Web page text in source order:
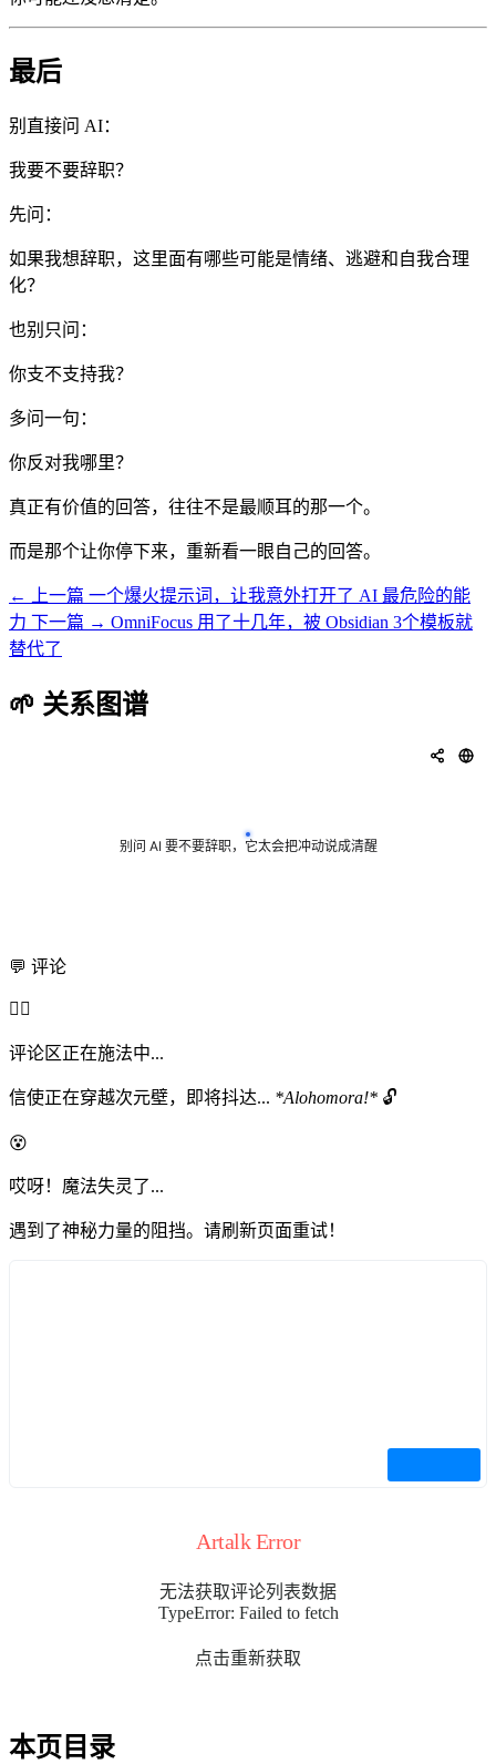
最后
别直接问 AI：
我要不要辞职？
先问：
如果我想辞职，这里面有哪些可能是情绪、逃避和自我合理
化？
也别只问：
你支不支持我？
多问一句：
你反对我哪里？
真正有价值的回答，往往不是最顺耳的那一个。
而是那个让你停下来，重新看一眼自己的回答。
← 上一篇 一个爆火提示词，让我意外打开了 AI 最危险的能
力 下一篇 → OmniFocus 用了十几年，被 Obsidian 3个模板就
替代了
🌱 关系图谱
💬 评论
🧙‍♂️
评论区正在施法中...
信使正在穿越次元壁，即将抖达... *Alohomora!* 🔓
😵
哎呀！魔法失灵了...
遇到了神秘力量的阻挡。请刷新页面重试！
Artalk Error
无法获取评论列表数据
TypeError: Failed to fetch
点击重新获取
本页目录